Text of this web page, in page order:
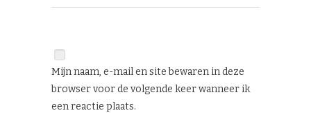
Mijn naam, e-mail en site bewaren in deze
browser voor de volgende keer wanneer ik
een reactie plaats.